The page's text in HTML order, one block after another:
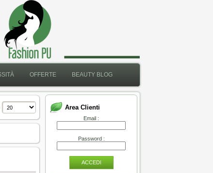
OFFERTE BEAUTY BLOG
Area Clienti
Email :
Password :
ACCEDI